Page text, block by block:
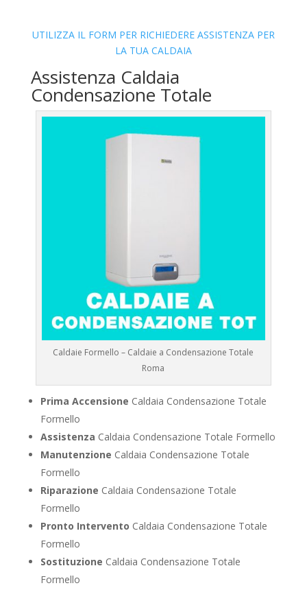
UTILIZZA IL FORM PER RICHIEDERE ASSISTENZA PER
LA TUA CALDAIA
Assistenza Caldaia
Condensazione Totale
Caldaie Formello – Caldaie a Condensazione Totale
Roma
Prima Accensione Caldaia Condensazione Totale
Formello
Assistenza Caldaia Condensazione Totale Formello
Manutenzione Caldaia Condensazione Totale
Formello
Riparazione Caldaia Condensazione Totale
Formello
Pronto Intervento Caldaia Condensazione Totale
Formello
Sostituzione Caldaia Condensazione Totale
Formello